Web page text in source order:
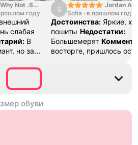
Not .6
PF
году
слабая
В
но за
хороших
S
Jordan Air
SE "Turf
Sofia · в прошлом году
Достоинства: Яркие,
пошиты Недостатки:
Большемерят
восторге, пришлось
42.5
обуви